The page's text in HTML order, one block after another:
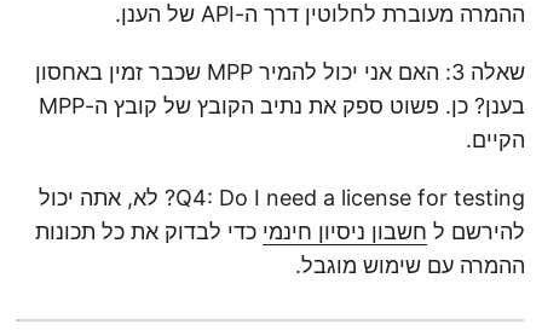
ההמרה מעוברת לחלוטין דרך ה-API של הענן.
שאלה 3: האם אני יכול להמיר MPP שכבר זמין באחסון
בענן? כן. פשוט ספק את נתיב הקובץ של קובץ ה-MPP
הקיים.
Q4: Do I need a license for testing? לא, אתה יכול
להירשם לחשבון ניסיון חינמיכדי לבדוק את כל תכונות
ההמרה עם שימוש מוגבל.